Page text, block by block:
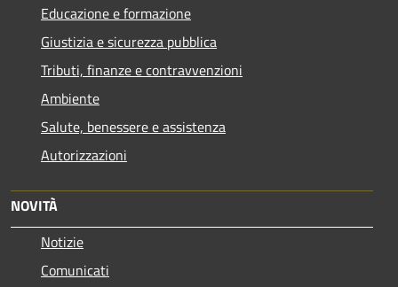
Educazione e formazione
Giustizia e sicurezza pubblica
Tributi, finanze e contravvenzioni
Ambiente
Salute, benessere e assistenza
Autorizzazioni
NOVITÀ
Notizie
Comunicati